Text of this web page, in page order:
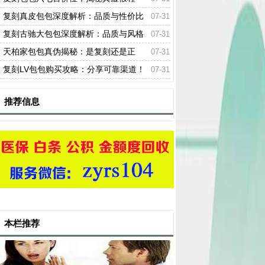
度！ 07-31
复刻真皮包包深度解析：品质与性价比
的双重考量！ 07-31
复刻古驰大包包深度解析：品质与风格
如何？ 07-31
天柏家包包真伪揭秘：是复刻还是正
品？ 07-31
复刻LV包包购买攻略：分享可靠渠道！
荐信息
栏推荐